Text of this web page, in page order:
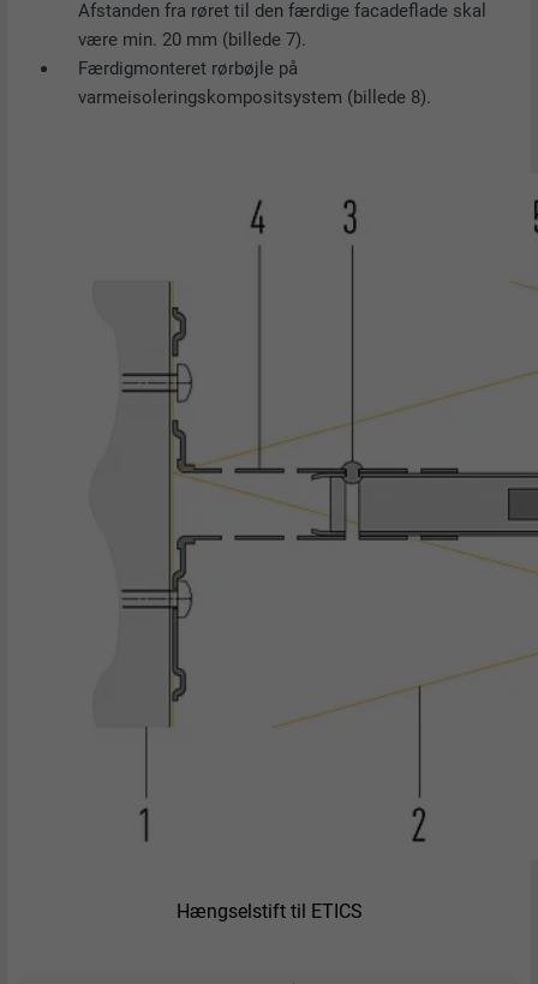
Afstanden fra røret til den færdige facadeflade skal
være min. 20 mm (billede 7).
Færdigmonteret rørbøjle på
varmeisoleringskompositsystem (billede 8).
Hængselstift til ETICS